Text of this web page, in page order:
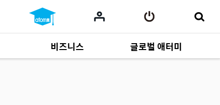
비즈니스
사업 자료165
글로벌 애터미